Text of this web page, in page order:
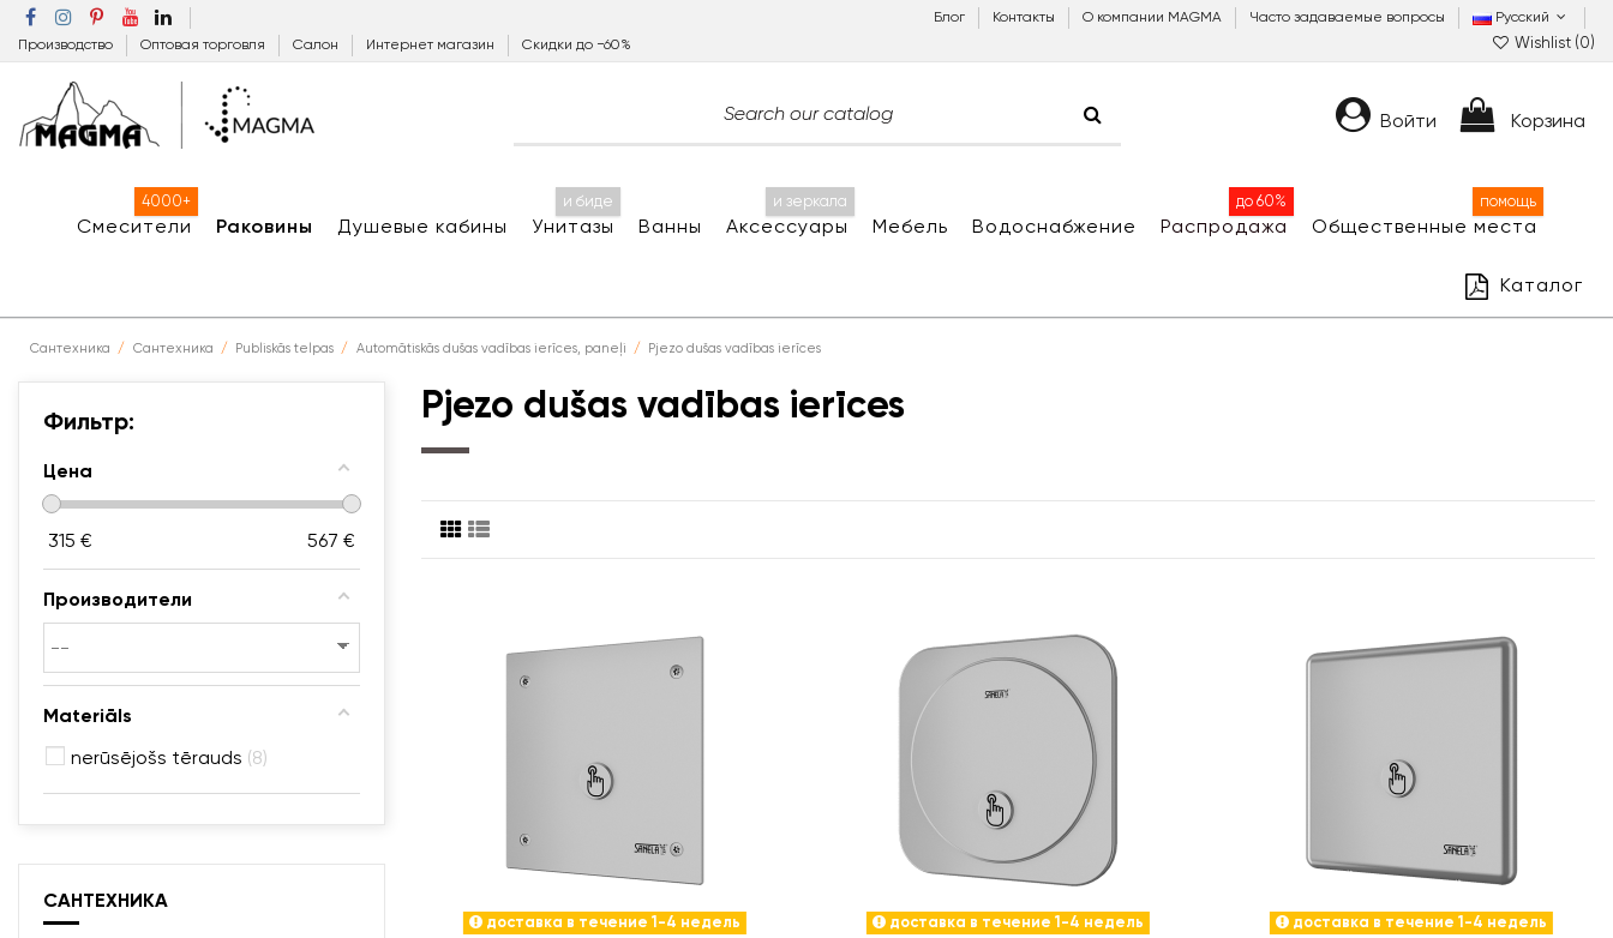
Производство Оптовая торговля Салон Интернет магазин Скидки до −60%
Блог Контакты О компании MAGMA Часто задаваемые вопросы Русский
Wishlist (0)
Войти Корзина
Смесители
4000+
Раковины Душевые кабины Унитазы
и биде
Ванны Аксессуары
и зеркала
Мебель Водоснабжение Распродажа
до 60%
Общественные места
помощь
Каталог
Сантехника Сантехника Publiskās telpas Automātiskās dušas vadības ierīces, paneļi Pjezo dušas vadības ierīces
Pjezo dušas vadības ierīces
доставка в течение 1-4 недель доставка в течение 1-4 недель доставка в течение 1-4 недель
Фильтр:
Цена
315 € 567 €
Производители
Materiāls
nerūsējošs tērauds 8
САНТЕХНИКА